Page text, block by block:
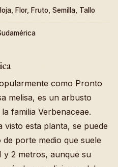
Flor, Fruto, Semilla, Tallo
como Pronto
melisa, es un arbusto
familia Verbenaceae.
visto esta planta, se puede
porte medio que suele
y 2 metros, aunque su